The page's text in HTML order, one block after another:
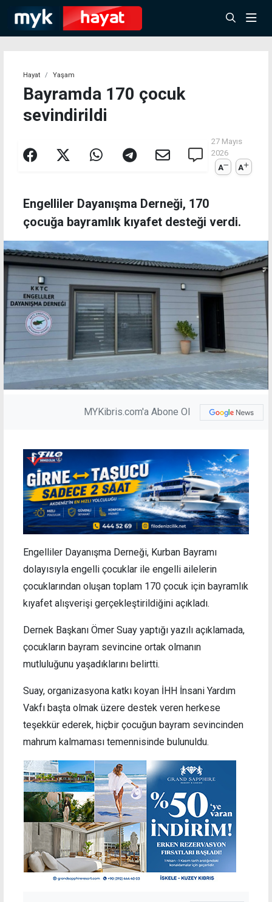
Hayat Yaşam
Bayramda 170 çocuk
sevindirildi
27 Mayıs
2026
A
A
Engelliler Dayanışma Derneği, 170
çocuğa bayramlık kıyafet desteği verdi.
MYKibris.com'a Abone Ol
Engelliler Dayanışma Derneği, Kurban Bayramı
dolayısıyla engelli çocuklar ile engelli ailelerin
çocuklarından oluşan toplam 170 çocuk için bayramlık
kıyafet alışverişi gerçekleştirildiğini açıkladı.
Dernek Başkanı Ömer Suay yaptığı yazılı açıklamada,
çocukların bayram sevincine ortak olmanın
mutluluğunu yaşadıklarını belirtti.
Suay, organizasyona katkı koyan İHH İnsani Yardım
Vakfı başta olmak üzere destek veren herkese
teşekkür ederek, hiçbir çocuğun bayram sevincinden
mahrum kalmaması temennisinde bulunuldu.